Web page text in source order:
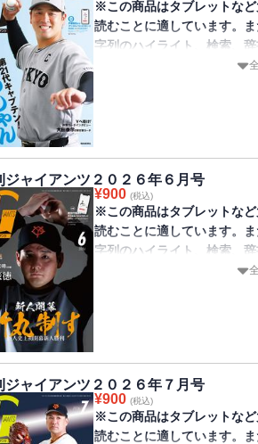
※この商品はタブレットな
読むことに適しています。
字列のハイライト、検索、
います。付録は戸郷翔征投
期限2029年3月23日まで）で
ジャイアンツ２０２６年６月号
¥900 (税込)
※この商品はタブレットな
読むことに適しています。
字列のハイライト、検索、
や素顔に迫っています。付
ンド（付録取得期限2029年4
ジャイアンツ２０２６年７月号
¥900 (税込)
※この商品はタブレットな
読むことに適しています。